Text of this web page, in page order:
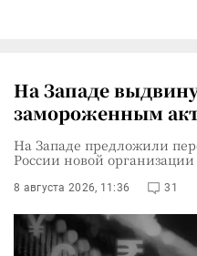
На Западе
замороженным
На Западе предложили
России новой
8 августа 2026, 11:36 31